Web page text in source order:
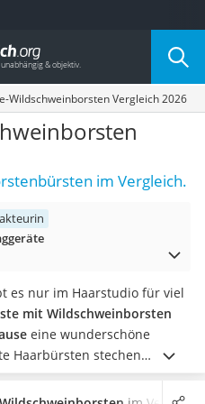
Wildschweinborsten Vergleich 2026
im Vergleich.
es nur im Haarstudio für viel
mit Wildschweinborsten
eine wunderschöne
Haarbürsten stechen
Verarbeitung und guten
Wildschweinbürsten werden